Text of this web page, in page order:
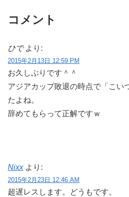
コメント
ひで より:
2015年2月13日 12:59 PM
お久しぶりです＾＾
アジアカップ敗退の時点で「こい
たよね。
辞めてもらって正解ですｗ
Nixx より:
2015年2月23日 12:46 AM
超遅レスします。どうもです。